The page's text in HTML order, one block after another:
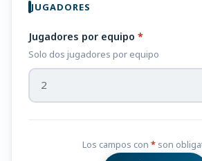
JUGADORES
Jugadores por equipo *
Solo dos jugadores por equipo
Los campos con * son